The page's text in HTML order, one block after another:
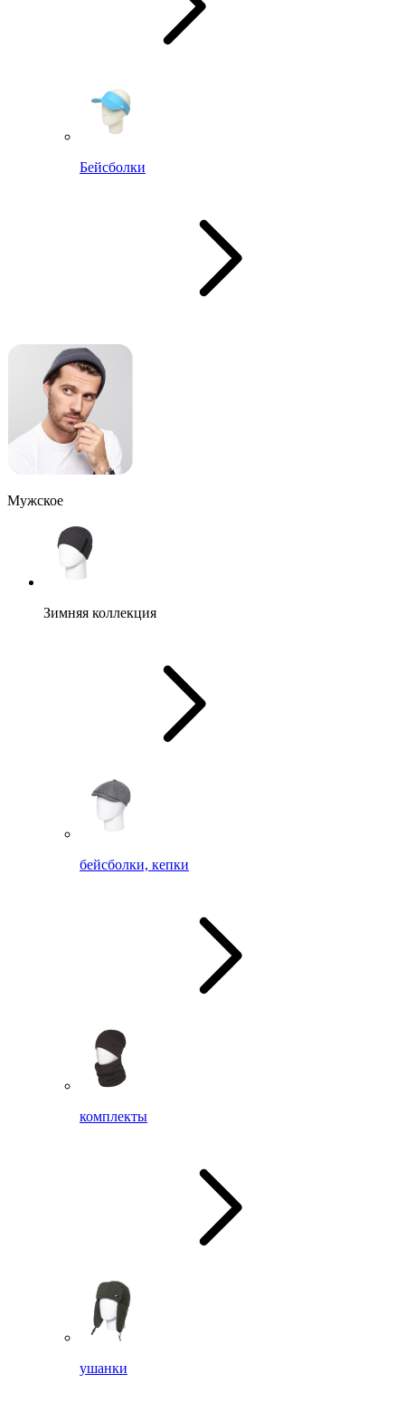
Бейсболки
Мужское
Зимняя коллекция
бейсболки, кепки
комплекты
ушанки